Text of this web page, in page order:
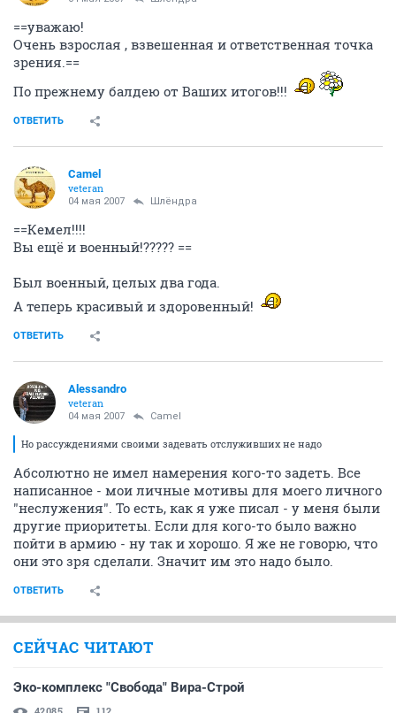
==уважаю!
Очень взрослая , взвешенная и ответственная точка
зрения.==
По прежнему балдею от Ваших итогов!!!
ОТВЕТИТЬ
Camel
veteran
04 мая 2007 Шлёндра
==Кемел!!!!
Вы ещё и военный!????? ==
Был военный, целых два года.
А теперь красивый и здоровенный!
ОТВЕТИТЬ
Alessandro
veteran
04 мая 2007 Camel
Но рассуждениями своими задевать отслуживших не надо
Абсолютно не имел намерения кого-то задеть. Все
написанное - мои личные мотивы для моего личного
"неслужения". То есть, как я уже писал - у меня были
другие приоритеты. Если для кого-то было важно
пойти в армию - ну так и хорошо. Я же не говорю, что
они это зря сделали. Значит им это надо было.
ОТВЕТИТЬ
СЕЙЧАС ЧИТАЮТ
Эко-комплекс "Свобода" Вира-Строй